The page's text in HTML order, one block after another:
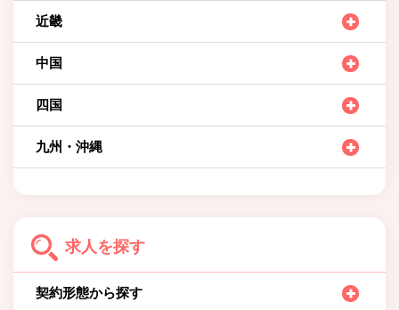
近畿
中国
四国
九州・沖縄
求人を探す
契約形態から探す